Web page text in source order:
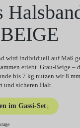
wird individuell auf Maß
erlebt. Grau-Beige
bis 7 kg nutzen wir 8
und sicheren Halt.
im Gassi-Set↓